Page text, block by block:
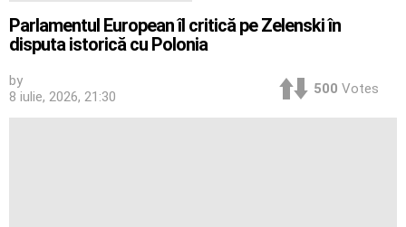
Parlamentul European îl critică pe Zelenski în
disputa istorică cu Polonia
by
8 iulie, 2026, 21:30
500 Votes